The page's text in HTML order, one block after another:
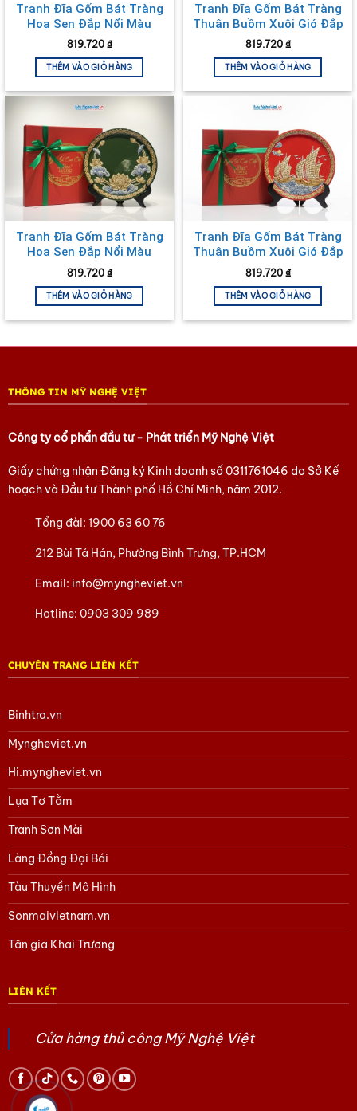
Tranh Đĩa Gốm Bát Tràng
Hoa Sen Đắp Nổi Màu
Trắng D28cm MNV-TDS1.2
819.720 ₫
THÊM VÀO GIỎ HÀNG
Tranh Đĩa Gốm Bát Tràng
Thuận Buồm Xuôi Gió Đắp
Nổi Màu Vàng D28cm
819.720 ₫
THÊM VÀO GIỎ HÀNG
Tranh Đĩa Gốm Bát Tràng
Hoa Sen Đắp Nổi Màu
Xanh Lá D28cm MNV-
819.720 ₫
THÊM VÀO GIỎ HÀNG
Tranh Đĩa Gốm Bát Tràng
Thuận Buồm Xuôi Gió Đắp
Nổi Màu Đỏ D28cm MNV-
819.720 ₫
THÊM VÀO GIỎ HÀNG
THÔNG TIN MỸ NGHỆ VIỆT
Công ty cổ phẩn đầu tư - Phát triển Mỹ Nghệ Việt
Giấy chứng nhận Đăng ký Kinh doanh số0311761046 do Sở Kế
hoạch và Đầu tư Thành phố Hồ Chí Minh, năm 2012.
Tổng đài:1900 63 60 76
212 Bùi Tá Hán, Phường Bình Trưng, TP.HCM
Email: info@myngheviet.vn
Hotline:0903 309 989
CHUYÊN TRANG LIÊN KẾT
Binhtra.vn
Myngheviet.vn
Hi.myngheviet.vn
Lụa Tơ Tằm
Tranh Sơn Mài
Làng Đồng Đại Bái
Tàu Thuyền Mô Hình
Sonmaivietnam.vn
Tân gia Khai Trương
LIÊN KẾT
Cửa hàng thủ công Mỹ Nghệ Việt